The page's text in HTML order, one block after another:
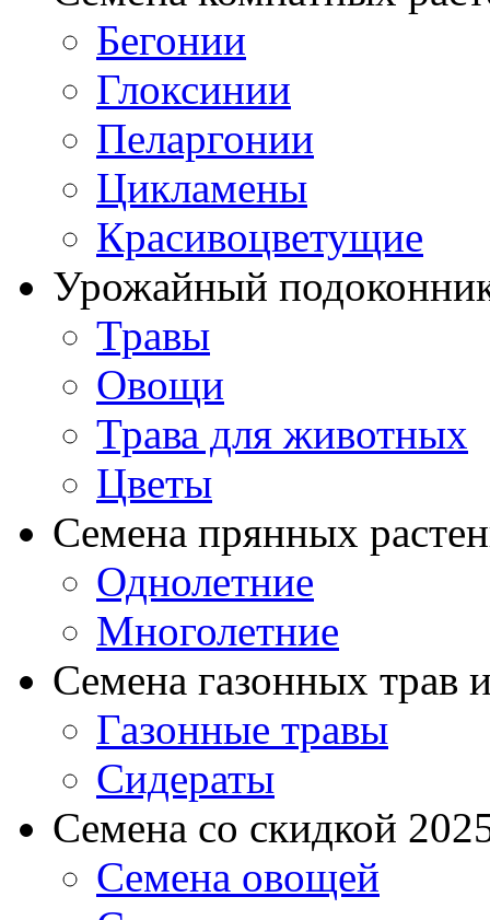
Бегонии
Глоксинии
Пеларгонии
Цикламены
Красивоцветущие
Урожайный
Травы
Овощи
Трава для животных
Цветы
Семена прянных
Однолетние
Многолетние
Семена газонных трав
Газонные травы
Сидераты
Семена со скидкой
Семена овощей